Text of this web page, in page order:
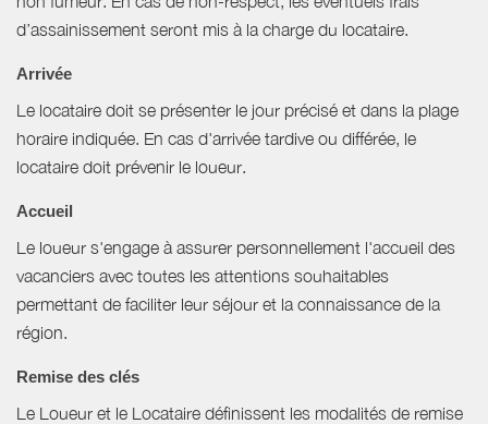
d’assainissement seront mis à la charge du locataire.
Arrivée
Le locataire doit se présenter le jour précisé et dans la plage
horaire indiquée. En cas d'arrivée tardive ou différée, le
locataire doit prévenir le loueur.
Accueil
Le loueur s'engage à assurer personnellement l'accueil des
vacanciers avec toutes les attentions souhaitables
permettant de faciliter leur séjour et la connaissance de la
région.
Remise des clés
Le Loueur et le Locataire définissent les modalités de remise